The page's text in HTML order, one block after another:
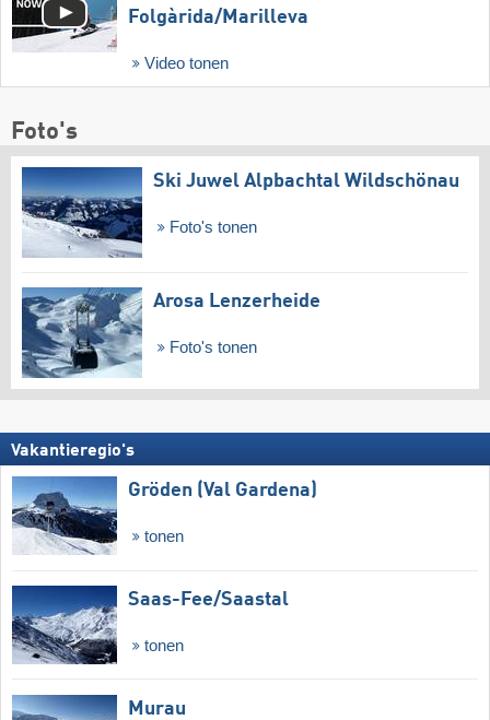
Folgàrida/​Marilleva
Video tonen
Foto's
Ski Juwel Alpbachtal Wildschönau
Foto's tonen
Arosa Lenzerheide
Foto's tonen
Vakantieregio's
Gröden (Val Gardena)
tonen
Saas-Fee/​Saastal
tonen
Murau